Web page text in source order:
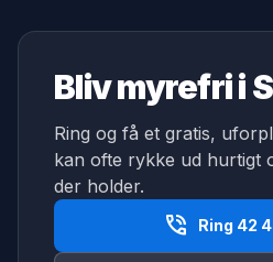
Bliv myrefri i
Ring og få et gratis,
kan ofte rykke ud hurtigt
der holder.
phone_in_talk Ring 42